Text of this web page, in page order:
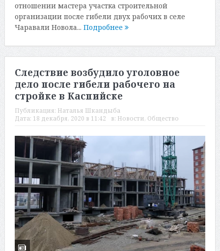
отношении мастера участка строительной
организации после гибели двух рабочих в селе
Чаравали Новола... Подробнее
Следствие возбудило уголовное
дело после гибели рабочего на
стройке в Каспийске
Публикация: Наталья Шкандыба
Дата: 18 декабря, 2020 в 11:42 в: Новости, Общество